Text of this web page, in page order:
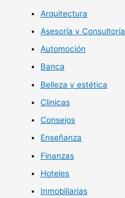
Arquitectura
Asesoría y Consultoría
Automoción
Banca
Belleza y estética
Clinicas
Consejos
Enseñanza
Finanzas
Hoteles
Inmobiliarias